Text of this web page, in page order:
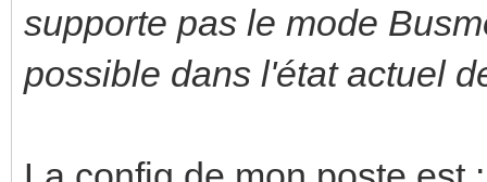
supporte pas le mode
possible dans l'état actuel